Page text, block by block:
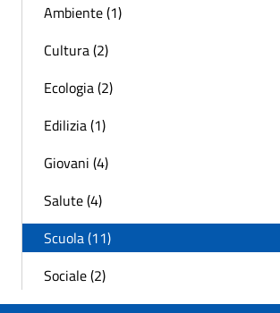
Ambiente (1)
Cultura (2)
Ecologia (2)
Edilizia (1)
Giovani (4)
Salute (4)
Scuola (11)
Sociale (2)